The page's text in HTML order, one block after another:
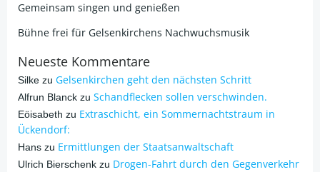
Gemeinsam singen und genießen
Bühne frei für Gelsenkirchens Nachwuchsmusik
Neueste Kommentare
Silke zu Gelsenkirchen geht den nächsten Schritt
Alfrun Blanck zu Schandflecken sollen verschwinden.
Eöisabeth zu Extraschicht, ein Sommernachtstraum in
Ückendorf:
Hans zu Ermittlungen der Staatsanwaltschaft
Ulrich Bierschenk zu Drogen-Fahrt durch den Gegenverkehr